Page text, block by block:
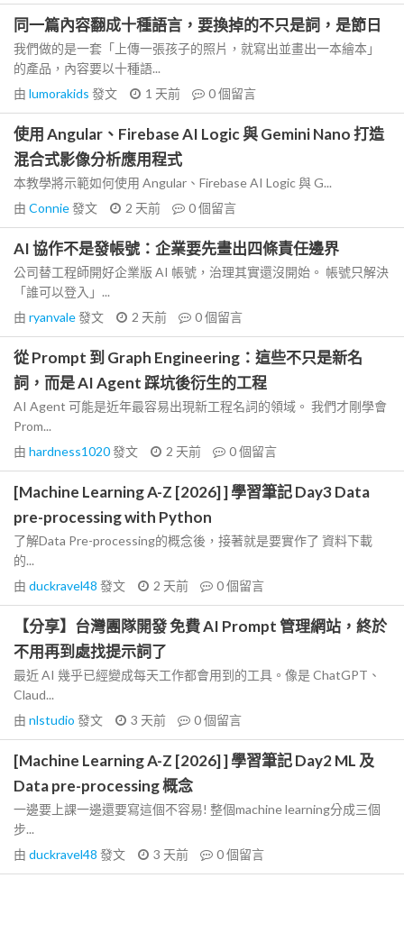
同一篇內容翻成十種語言，要換掉的不只是詞，是節日
我們做的是一套「上傳一張孩子的照片，就寫出並畫出一本繪本」
的產品，內容要以十種語...
由 lumorakids 發文 1 天前 0個留言
使用 Angular、Firebase AI Logic 與 Gemini Nano 打造
混合式影像分析應用程式
本教學將示範如何使用 Angular、Firebase AI Logic 與 G...
由 Connie發文 2 天前 0個留言
AI 協作不是發帳號：企業要先畫出四條責任邊界
公司替工程師開好企業版 AI 帳號，治理其實還沒開始。 帳號只解決
「誰可以登入」...
由 ryanvale發文 2 天前 0個留言
從 Prompt 到 Graph Engineering：這些不只是新名
詞，而是 AI Agent 踩坑後衍生的工程
AI Agent 可能是近年最容易出現新工程名詞的領域。 我們才剛學會
Prom...
由 hardness1020發文 2 天前 0個留言
[Machine Learning A-Z [2026] ] 學習筆記 Day3 Data
pre-processing with Python
了解Data Pre-processing的概念後，接著就是要實作了 資料下載
的...
由 duckravel48 發文 2 天前 0個留言
【分享】台灣團隊開發 免費 AI Prompt 管理網站，終於
不用再到處找提示詞了
最近 AI 幾乎已經變成每天工作都會用到的工具。像是 ChatGPT、
Claud...
由 nlstudio 發文 3 天前 0個留言
[Machine Learning A-Z [2026] ] 學習筆記 Day2 ML 及
Data pre-processing 概念
一邊要上課一邊還要寫這個不容易! 整個machine learning分成三個
步...
由 duckravel48 發文 3 天前 0個留言